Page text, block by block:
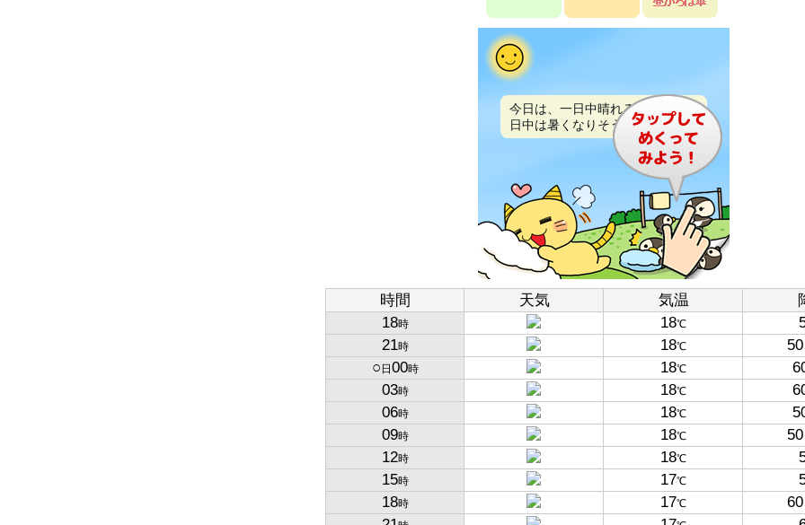
今日は、一日中晴れるでしょう。
日中は暑くなりそうです。
時間 天気 気温
18時 18℃
21時 18℃ 50
○ 日 00時 18℃
03時 18℃
06時 18℃
09時 18℃ 50
12時 18℃
15時 17℃
18時 17℃ 60